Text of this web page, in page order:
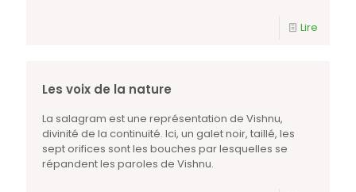
Lire
Les voix de la nature
La salagram est une représentation de Vishnu,
divinité de la continuité. Ici, un galet noir, taillé, les
sept orifices sont les bouches par lesquelles se
répandent les paroles de Vishnu.